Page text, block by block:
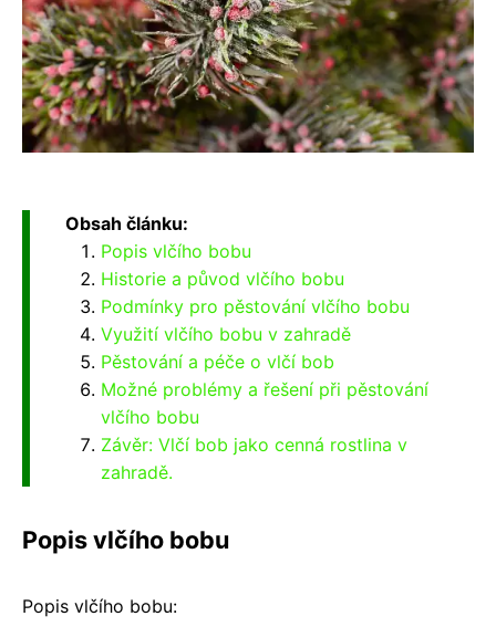
Obsah článku:
Popis vlčího bobu
Historie a původ vlčího bobu
Podmínky pro pěstování vlčího bobu
Využití vlčího bobu v zahradě
Pěstování a péče o vlčí bob
Možné problémy a řešení při pěstování
vlčího bobu
Závěr: Vlčí bob jako cenná rostlina v
zahradě.
Popis vlčího bobu
Popis vlčího bobu: